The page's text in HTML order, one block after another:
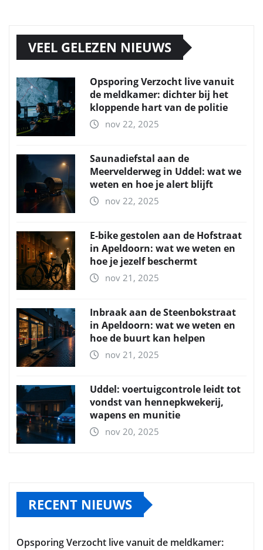
VEEL GELEZEN NIEUWS
Opsporing Verzocht live vanuit
de meldkamer: dichter bij het
kloppende hart van de politie
nov 22, 2025
Saunadiefstal aan de
Meervelderweg in Uddel: wat we
weten en hoe je alert blijft
nov 22, 2025
E-bike gestolen aan de Hofstraat
in Apeldoorn: wat we weten en
hoe je jezelf beschermt
nov 21, 2025
Inbraak aan de Steenbokstraat
in Apeldoorn: wat we weten en
hoe de buurt kan helpen
nov 21, 2025
Uddel: voertuigcontrole leidt tot
vondst van hennepkwekerij,
wapens en munitie
nov 20, 2025
RECENT NIEUWS
Opsporing Verzocht live vanuit de meldkamer: